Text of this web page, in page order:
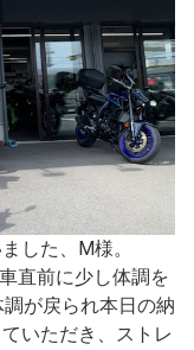
した、M様。
直前に少し体調を
が戻られ本日の納
いただき、ストレ